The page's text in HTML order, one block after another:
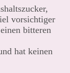
vorsichtiger
bitteren
hat keinen